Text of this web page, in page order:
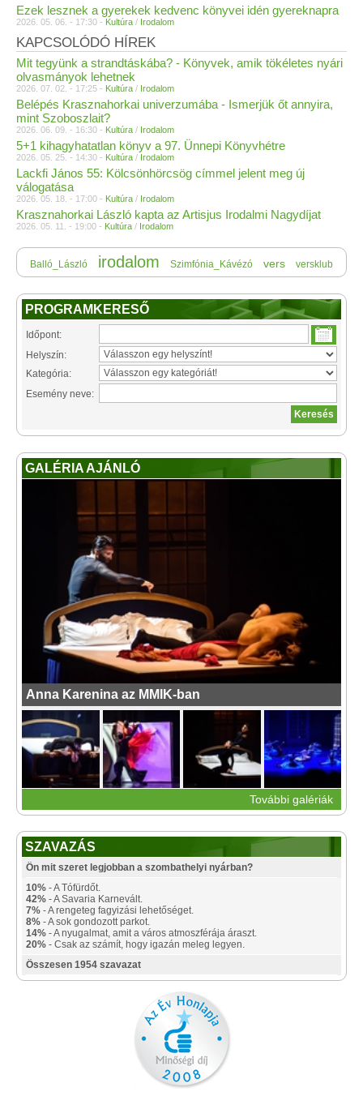
Ezek lesznek a gyerekek kedvenc könyvei idén gyereknapra
2026. 05. 06. - 17:30 - Kultúra / Irodalom
KAPCSOLÓDÓ HÍREK
Mit tegyünk a strandtáskába? - Könyvek, amik tökéletes nyári
olvasmányok lehetnek
2026. 07. 02. - 17:25 - Kultúra / Irodalom
Belépés Krasznahorkai univerzumába - Ismerjük őt annyira,
mint Szoboszlait?
2026. 06. 09. - 16:30 - Kultúra / Irodalom
5+1 kihagyhatatlan könyv a 97. Ünnepi Könyvhétre
2026. 05. 25. - 14:30 - Kultúra / Irodalom
Lackfi János 55: Kölcsönhörcsög címmel jelent meg új
válogatása
2026. 05. 18. - 17:00 - Kultúra / Irodalom
Krasznahorkai László kapta az Artisjus Irodalmi Nagydíjat
2026. 05. 11. - 19:00 - Kultúra / Irodalom
Balló_László irodalom Szimfónia_Kávézó vers versklub
PROGRAMKERESŐ
Időpont:
Helyszín:
Kategória:
Esemény neve:
GALÉRIA AJÁNLÓ
Anna Karenina az MMIK-ban
További galériák
SZAVAZÁS
Ön mit szeret legjobban a szombathelyi nyárban?
10% - A Tófürdőt.
42% - A Savaria Karnevált.
7% - A rengeteg fagyizási lehetőséget.
8% - A sok gondozott parkot.
14% - A nyugalmat, amit a város atmoszférája áraszt.
20% - Csak az számít, hogy igazán meleg legyen.
Összesen 1954 szavazat